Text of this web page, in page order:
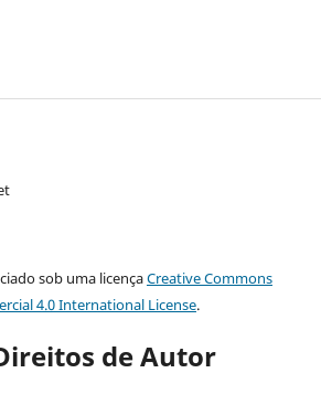
sob uma licençaCreative Commons
4.0 International License.
de Autor